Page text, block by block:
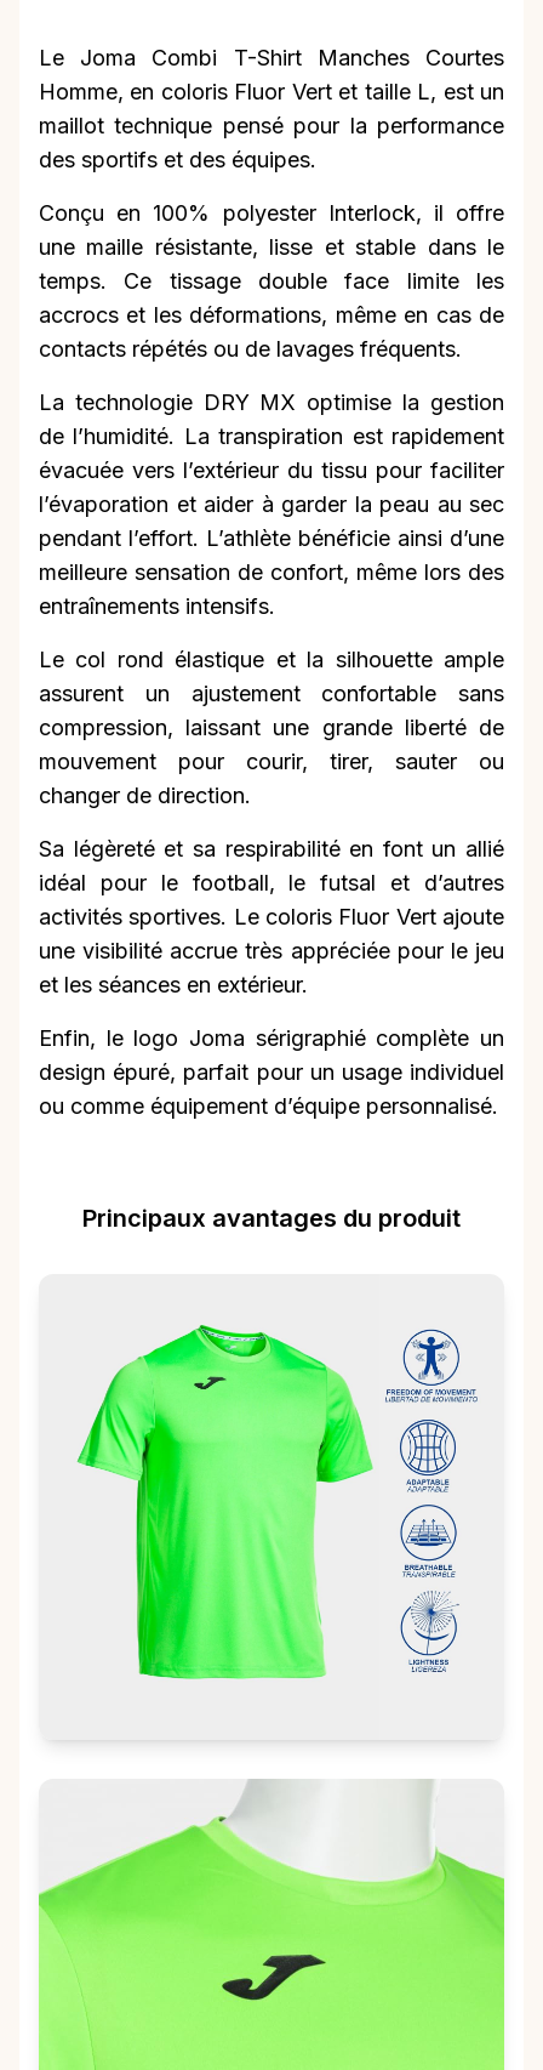
Le Joma Combi T-Shirt Manches Courtes
Homme, en coloris Fluor Vert et taille L, est un
maillot technique pensé pour la performance
des sportifs et des équipes.
Conçu en 100% polyester Interlock, il offre
une maille résistante, lisse et stable dans le
temps. Ce tissage double face limite les
accrocs et les déformations, même en cas de
contacts répétés ou de lavages fréquents.
La technologie DRY MX optimise la gestion
de l’humidité. La transpiration est rapidement
évacuée vers l’extérieur du tissu pour faciliter
l’évaporation et aider à garder la peau au sec
pendant l’effort. L’athlète bénéficie ainsi d’une
meilleure sensation de confort, même lors des
entraînements intensifs.
Le col rond élastique et la silhouette ample
assurent un ajustement confortable sans
compression, laissant une grande liberté de
mouvement pour courir, tirer, sauter ou
changer de direction.
Sa légèreté et sa respirabilité en font un allié
idéal pour le football, le futsal et d’autres
activités sportives. Le coloris Fluor Vert ajoute
une visibilité accrue très appréciée pour le jeu
et les séances en extérieur.
Enfin, le logo Joma sérigraphié complète un
design épuré, parfait pour un usage individuel
ou comme équipement d’équipe personnalisé.
Principaux avantages du produit